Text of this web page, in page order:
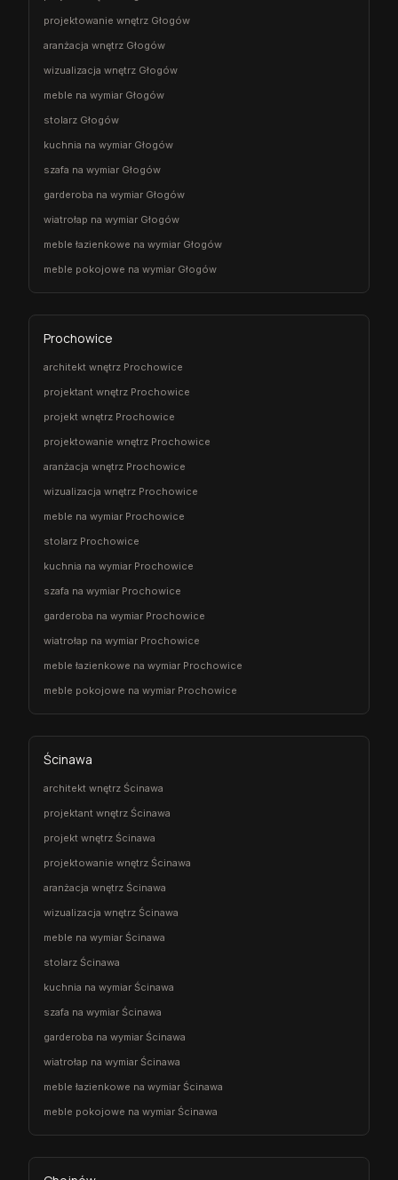
projektowanie wnętrz Głogów
aranżacja wnętrz Głogów
wizualizacja wnętrz Głogów
meble na wymiar Głogów
stolarz Głogów
kuchnia na wymiar Głogów
szafa na wymiar Głogów
garderoba na wymiar Głogów
wiatrołap na wymiar Głogów
meble łazienkowe na wymiar Głogów
meble pokojowe na wymiar Głogów
Prochowice
architekt wnętrz Prochowice
projektant wnętrz Prochowice
projekt wnętrz Prochowice
projektowanie wnętrz Prochowice
aranżacja wnętrz Prochowice
wizualizacja wnętrz Prochowice
meble na wymiar Prochowice
stolarz Prochowice
kuchnia na wymiar Prochowice
szafa na wymiar Prochowice
garderoba na wymiar Prochowice
wiatrołap na wymiar Prochowice
meble łazienkowe na wymiar Prochowice
meble pokojowe na wymiar Prochowice
Ścinawa
architekt wnętrz Ścinawa
projektant wnętrz Ścinawa
projekt wnętrz Ścinawa
projektowanie wnętrz Ścinawa
aranżacja wnętrz Ścinawa
wizualizacja wnętrz Ścinawa
meble na wymiar Ścinawa
stolarz Ścinawa
kuchnia na wymiar Ścinawa
szafa na wymiar Ścinawa
garderoba na wymiar Ścinawa
wiatrołap na wymiar Ścinawa
meble łazienkowe na wymiar Ścinawa
meble pokojowe na wymiar Ścinawa